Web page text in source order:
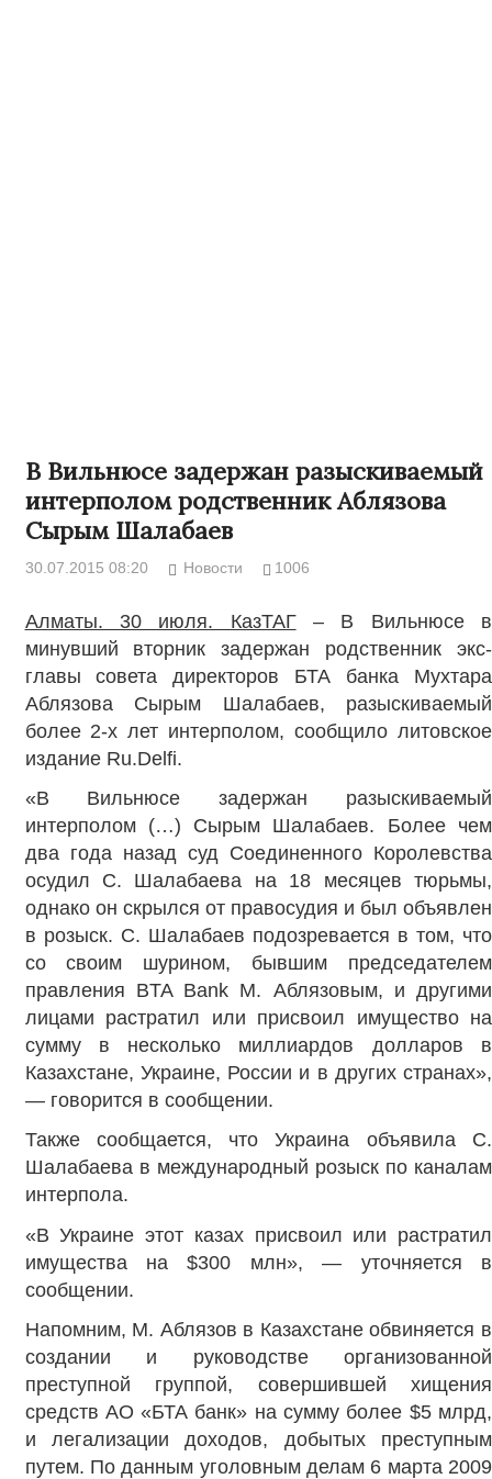
В Вильнюсе задержан разыскиваемый
интерполом родственник Аблязова
Сырым Шалабаев
30.07.2015 08:20 Новости 1006
Алматы. 30 июля. КазТАГ– В Вильнюсе в
минувший вторник задержан родственник экс-
главы совета директоров БТА банка Мухтара
Аблязова Сырым Шалабаев, разыскиваемый
более 2-х лет интерполом, сообщило литовское
издание Ru.Delfi.
«В Вильнюсе задержан разыскиваемый
интерполом (…) Сырым Шалабаев. Более чем
два года назад суд Соединенного Королевства
осудил С. Шалабаева на 18 месяцев тюрьмы,
однако он скрылся от правосудия и был объявлен
в розыск. С. Шалабаев подозревается в том, что
со своим шурином, бывшим председателем
правления BTA Bank М. Аблязовым, и другими
лицами растратил или присвоил имущество на
сумму в несколько миллиардов долларов в
Казахстане, Украине, России и в других странах»,
— говорится в сообщении.
Также сообщается, что Украина объявила С.
Шалабаева в международный розыск по каналам
интерпола.
«В Украине этот казах присвоил или растратил
имущества на $300 млн», — уточняется в
сообщении.
Напомним, М. Аблязов в Казахстане обвиняется в
создании и руководстве организованной
преступной группой, совершившей хищения
средств АО «БТА банк» на сумму более $5 млрд,
и легализации доходов, добытых преступным
путем. По данным уголовным делам 6 марта 2009